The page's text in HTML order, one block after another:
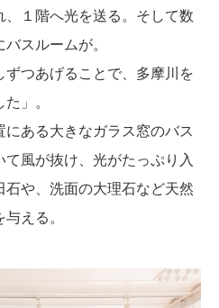
、１階へ光を送る。そして数
スルームが。
ずつあげることで、多摩川を
」。
ある大きなガラス窓のバス
風が抜け、光がたっぷり入
石や、洗面の大理石など天然
える。